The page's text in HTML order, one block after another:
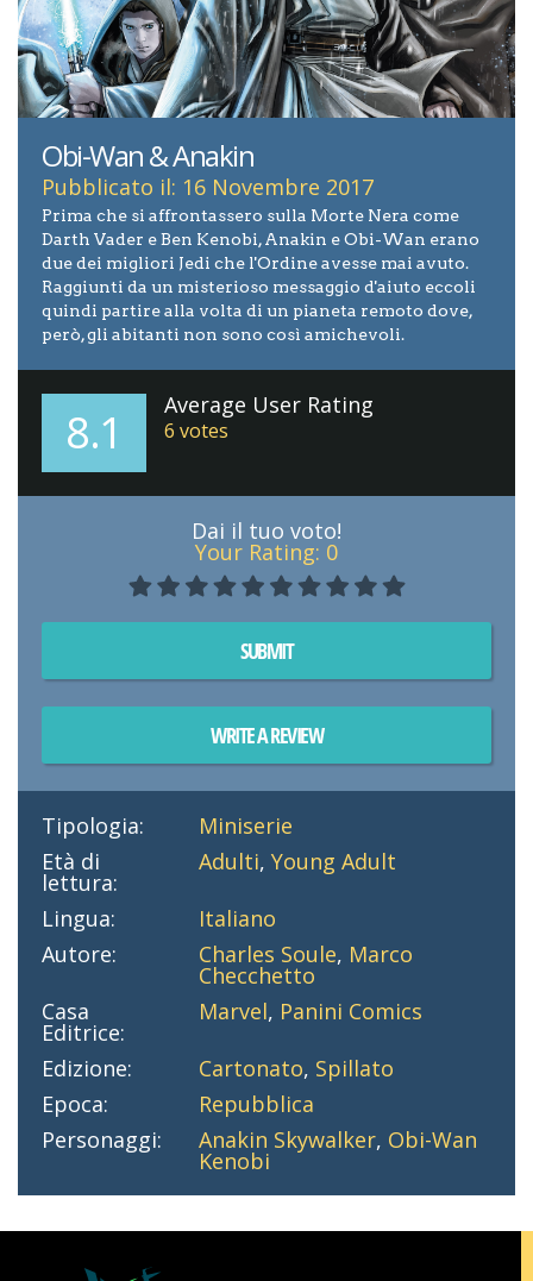
Obi-Wan & Anakin
Pubblicato il: 16 Novembre 2017
Prima che si affrontassero sulla Morte Nera come
Darth Vader e Ben Kenobi, Anakin e Obi-Wan erano
due dei migliori Jedi che l'Ordine avesse mai avuto.
Raggiunti da un misterioso messaggio d'aiuto eccoli
quindi partire alla volta di un pianeta remoto dove,
però, gli abitanti non sono così amichevoli.
8.1 Average User Rating
6 votes
Dai il tuo voto!
Your Rating: 0
SUBMIT
WRITE A REVIEW
Tipologia:
Miniserie
Età di
lettura:
Adulti,Young Adult
Lingua:
Italiano
Autore:
Charles Soule, Marco
Checchetto
Casa
Editrice:
Marvel, Panini Comics
Edizione:
Cartonato, Spillato
Epoca:
Repubblica
Personaggi:
Anakin Skywalker, Obi-Wan
Kenobi